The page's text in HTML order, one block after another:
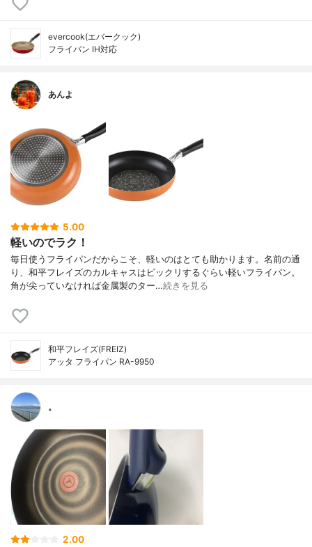
evercook(エバークック)
フライパン IH対応
あんよ
5.00
軽いのでラク！
毎日使うフライパンだからこそ、軽いのはとても助かります。名前の通
り、和平フレイズのカルキャスはビックリするぐらい軽いフライパン。
角が尖っていなければ金属製のター…続きを見る
和平フレイズ(FREIZ)
アッタ フライパン RA-9950
。
2.00